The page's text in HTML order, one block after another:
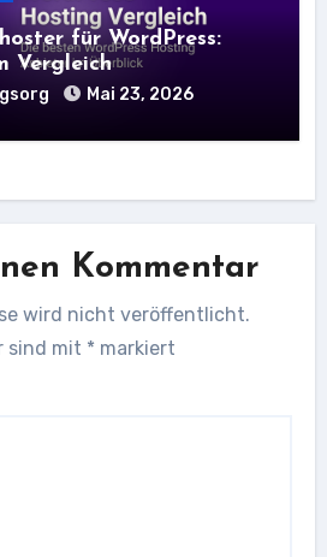
für WordPress:
Vergleich
Mai 23, 2026
Kommentar
wird nicht veröffentlicht.
sind mit * markiert